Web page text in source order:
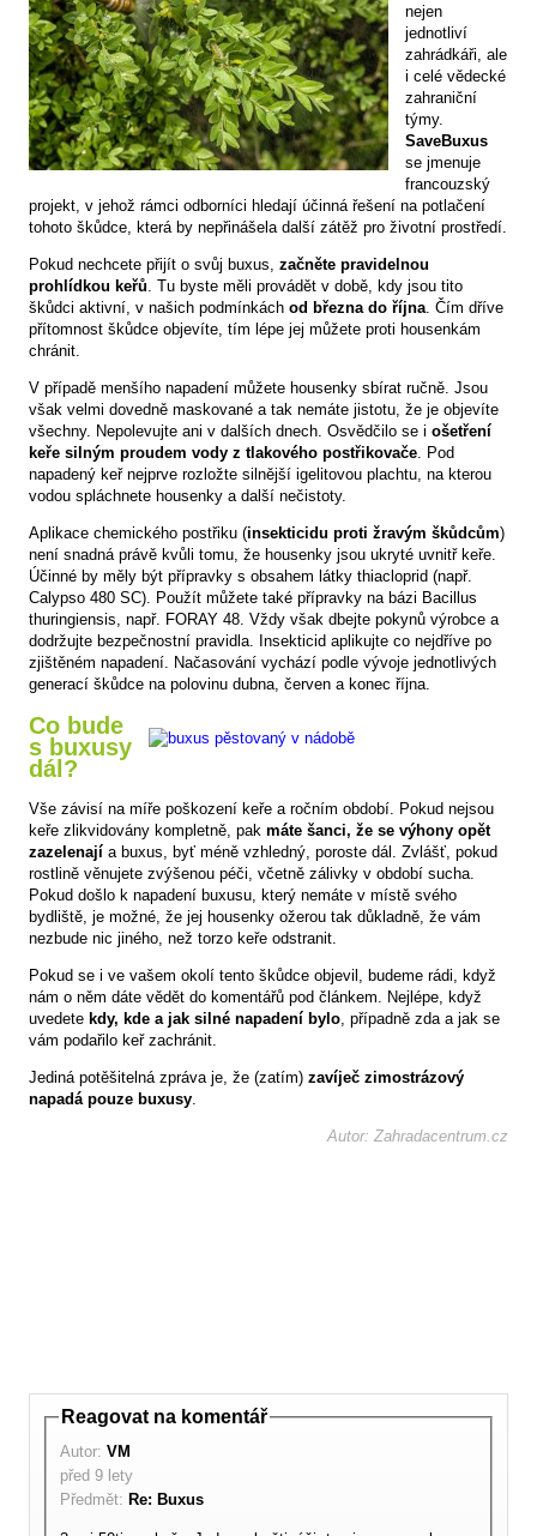
nejen
jednotliví
zahrádkáři, ale
i celé vědecké
zahraniční
týmy.
SaveBuxus
se jmenuje
francouzský
projekt, v jehož rámci odborníci hledají účinná řešení na potlačení
tohoto škůdce, která by nepřinášela další zátěž pro životní prostředí.
Pokud nechcete přijít o svůj buxus, začněte pravidelnou
prohlídkou keřů . Tu byste měli provádět v době, kdy jsou tito
škůdci aktivní, v našich podmínkách od března do října . Čím dříve
přítomnost škůdce objevíte, tím lépe jej můžete proti housenkám
chránit.
V případě menšího napadení můžete housenky sbírat ručně. Jsou
však velmi dovedně maskované a tak nemáte jistotu, že je objevíte
všechny. Nepolevujte ani v dalších dnech. Osvědčilo se i ošetření
keře silným proudem vody z tlakového postřikovače . Pod
napadený keř nejprve rozložte silnější igelitovou plachtu, na kterou
vodou spláchnete housenky a další nečistoty.
Aplikace chemického postřiku (insekticidu proti žravým škůdcům)
není snadná právě kvůli tomu, že housenky jsou ukryté uvnitř keře.
Účinné by měly být přípravky s obsahem látky thiacloprid (např.
Calypso 480 SC). Použít můžete také přípravky na bázi Bacillus
thuringiensis, např. FORAY 48. Vždy však dbejte pokynů výrobce a
dodržujte bezpečnostní pravidla. Insekticid aplikujte co nejdříve po
zjištěném napadení. Načasování vychází podle vývoje jednotlivých
generací škůdce na polovinu dubna, červen a konec října.
Co bude
s buxusy
dál?
Vše závisí na míře poškození keře a ročním období. Pokud nejsou
keře zlikvidovány kompletně, pak máte šanci, že se výhony opět
zazelenají a buxus, byť méně vzhledný, poroste dál. Zvlášť, pokud
rostlině věnujete zvýšenou péči, včetně zálivky v období sucha.
Pokud došlo k napadení buxusu, který nemáte v místě svého
bydliště, je možné, že jej housenky ožerou tak důkladně, že vám
nezbude nic jiného, než torzo keře odstranit.
Pokud se i ve vašem okolí tento škůdce objevil, budeme rádi, když
nám o něm dáte vědět do komentářů pod článkem. Nejlépe, když
uvedete kdy, kde a jak silné napadení bylo, případně zda a jak se
vám podařilo keř zachránit.
Jediná potěšitelná zpráva je, že (zatím) zavíječ zimostrázový
napadá pouze buxusy.
Autor: Zahradacentrum.cz
Reagovat na komentář
Autor: VM
před 9 lety
Předmět: Re: Buxus